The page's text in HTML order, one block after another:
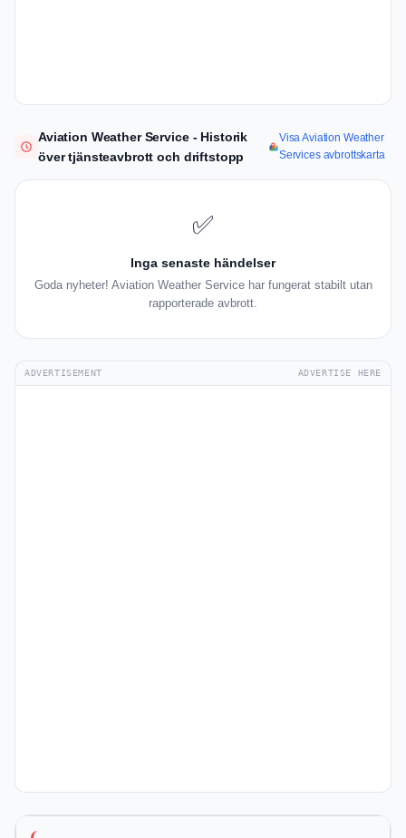
Aviation Weather Service - Historik
över tjänsteavbrott och driftstopp
Visa Aviation Weather
Services avbrottskarta
✅
Inga senaste händelser
Goda nyheter! Aviation Weather Service har fungerat stabilt utan
rapporterade avbrott.
ADVERTISEMENT ADVERTISE HERE